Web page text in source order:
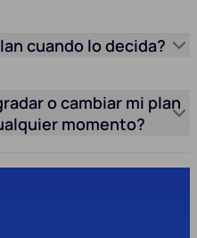
cuando lo decida?
o cambiar mi plan
momento?